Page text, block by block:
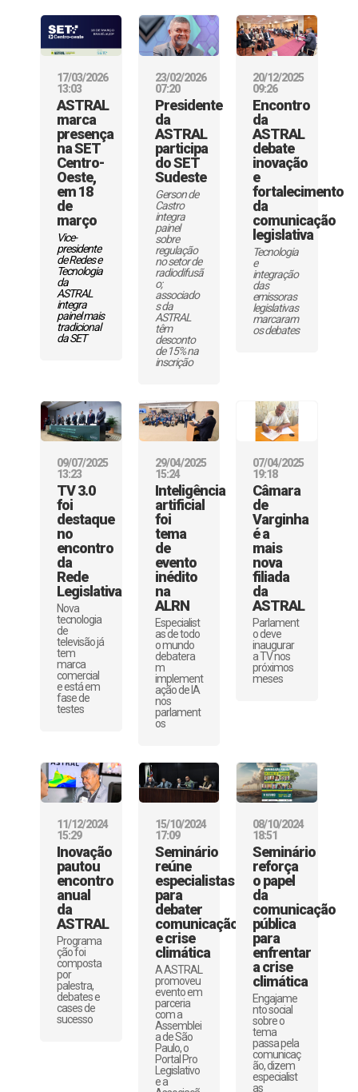
17/03/2026
13:03
ASTRAL
marca
presença
na SET
Centro-
Oeste,
em 18
de
março
Vice-
presidente
de Redes e
Tecnologia
da
ASTRAL
integra
painel mais
tradicional
da SET
23/02/2026
07:20
Presidente
da
ASTRAL
participa
do SET
Sudeste
Gerson de
Castro
integra
painel
sobre
regulação
no setor de
radiodifusã
o;
associado
s da
ASTRAL
têm
desconto
de 15% na
inscrição
20/12/2025
09:26
Encontro
da
ASTRAL
debate
inovação
e
fortalecimento
da
comunicação
legislativa
Tecnologia
e
integração
das
emissoras
legislativas
marcaram
os debates
09/07/2025
13:23
TV 3.0
foi
destaque
no
encontro
da
Rede
Legislativa
Nova
tecnologia
de
televisão já
tem
marca
comercial
e está em
fase de
testes
29/04/2025
15:24
Inteligência
artificial
foi
tema
de
evento
inédito
na
ALRN
Especialist
as de todo
o mundo
debatera
m
implement
ação de IA
nos
parlament
os
07/04/2025
19:18
Câmara
de
Varginha
é a
mais
nova
filiada
da
ASTRAL
Parlament
o deve
inaugurar
a TV nos
próximos
meses
11/12/2024
15:29
Inovação
pautou
encontro
anual
da
ASTRAL
Programa
ção foi
composta
por
palestra,
debates e
cases de
sucesso
15/10/2024
17:09
Seminário
reúne
especialistas
para
debater
comunicação
e crise
climática
A ASTRAL
promoveu
evento em
parceria
com a
Assemblei
a de São
Paulo, o
Portal Pro
Legislativo
e a
08/10/2024
18:51
Seminário
reforça
o papel
da
comunicação
pública
para
enfrentar
a crise
climática
Engajame
nto social
sobre o
tema
passa pela
comunicaç
ão, dizem
especialist
as